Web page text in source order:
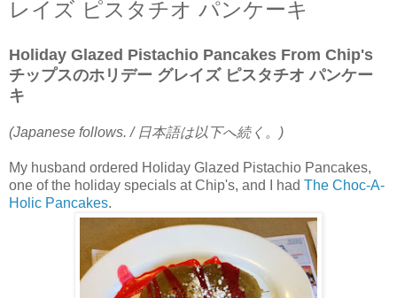
レイズ ピスタチオ パンケーキ
Holiday Glazed Pistachio Pancakes From Chip's
チップスのホリデー グレイズ ピスタチオ パンケー
キ
(Japanese follows. / 日本語は以下へ続く。)
My husband ordered Holiday Glazed Pistachio Pancakes,
one of the holiday specials at Chip's, and I had The Choc-A-
Holic Pancakes.